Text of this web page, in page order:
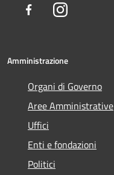
FacebookInstagram
Amministrazione
Organi di Governo
Aree Amministrative
Uffici
Enti e fondazioni
Politici